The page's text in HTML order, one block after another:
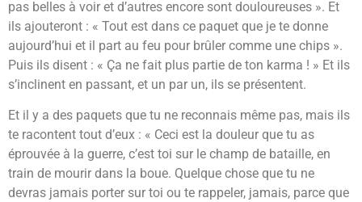
pas belles à voir et d’autres encore sont douloureuses ». Et
ils ajouteront : « Tout est dans ce paquet que je te donne
aujourd’hui et il part au feu pour brûler comme une chips ».
Puis ils disent : « Ça ne fait plus partie de ton karma ! » Et ils
s’inclinent en passant, et un par un, ils se présentent.
Et il y a des paquets que tu ne reconnais même pas, mais ils
te racontent tout d’eux : « Ceci est la douleur que tu as
éprouvée à la guerre, c’est toi sur le champ de bataille, en
train de mourir dans la boue. Quelque chose que tu ne
devras jamais porter sur toi ou te rappeler, jamais, parce que